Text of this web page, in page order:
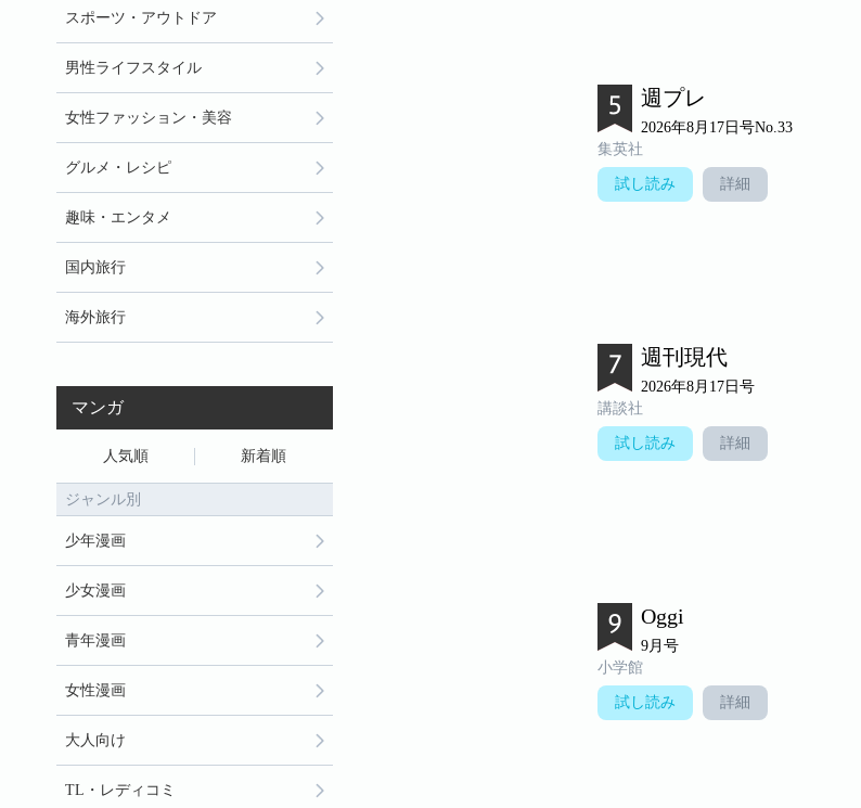
週プレ
2026年8月17日号No.33
集英社
試し読み 詳細
週刊現代
2026年8月17日号
講談社
試し読み 詳細
Oggi
9月号
小学館
試し読み 詳細
スポーツ・アウトドア
男性ライフスタイル
女性ファッション・美容
グルメ・レシピ
趣味・エンタメ
国内旅行
海外旅行
マンガ
人気順 新着順
ジャンル別
少年漫画
少女漫画
青年漫画
女性漫画
大人向け
TL・レディコミ